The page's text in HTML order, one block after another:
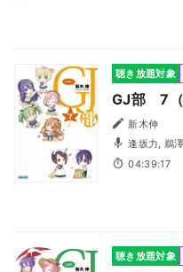
聴き放題対象
GJ部 7（
新木伸
逢坂力, 鵜澤正太郎, 朝日奈丸佳, 本泉莉奈, 福緒唯, 水野
亜美, 柴田倫佳
04:39:17
聴き放題対象